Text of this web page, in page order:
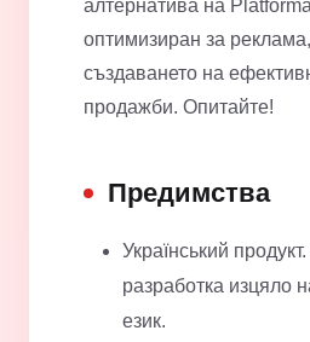
алтернатива на
оптимизиран за
създаването на
продажби. Опитайте!
Предимства
Український
разработка изцяло
език.